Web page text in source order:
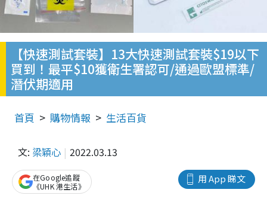
【快速測試套裝】13大快速測試套裝$19以下
買到！最平$10獲衛生署認可/通過歐盟標準/
潛伏期適用
首頁 購物情報 生活百貨
文: 梁穎心 2022.03.13
用 App 睇文
在Google追蹤
《UHK 港生活》